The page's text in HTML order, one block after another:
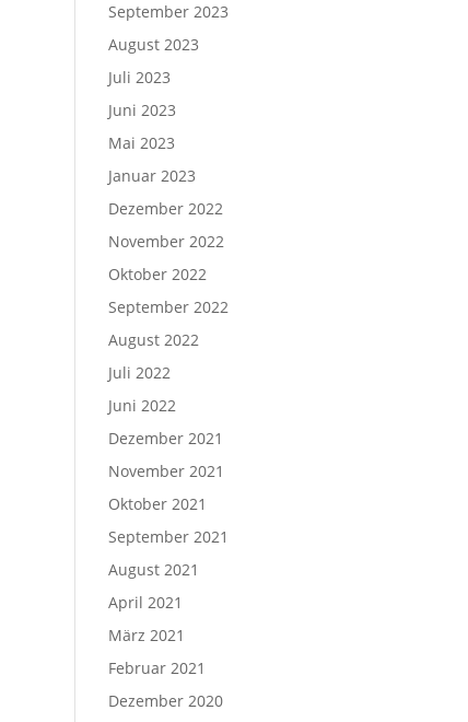
September 2023
August 2023
Juli 2023
Juni 2023
Mai 2023
Januar 2023
Dezember 2022
November 2022
Oktober 2022
September 2022
August 2022
Juli 2022
Juni 2022
Dezember 2021
November 2021
Oktober 2021
September 2021
August 2021
April 2021
März 2021
Februar 2021
Dezember 2020